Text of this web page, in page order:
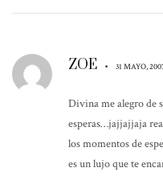
ZOE • 31 MAYO,
Divina me alegro de
esperas…jajjajjaja
los momentos de
es un lujo que te